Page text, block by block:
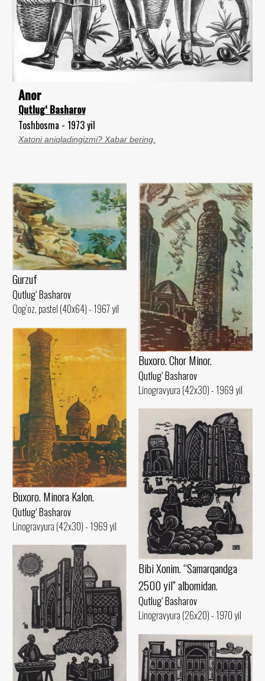
Anor
Qutlug‘ Basharov
Toshbosma - 1973 yil
Xatoni aniqladingizmi? Xabar bering.
Gurzuf
Qutlug‘ Basharov
Qog‘oz, pastel (40x64) - 1967 yil
Buxoro. Chor Minor.
Qutlug‘ Basharov
Linogravyura (42x30) - 1969 yil
Buxoro. Minora Kalon.
Qutlug‘ Basharov
Linogravyura (42x30) - 1969 yil
Bibi Xonim. “Samarqandga
2500 yil” albomidan.
Qutlug‘ Basharov
Linogravyura (26x20) - 1970 yil